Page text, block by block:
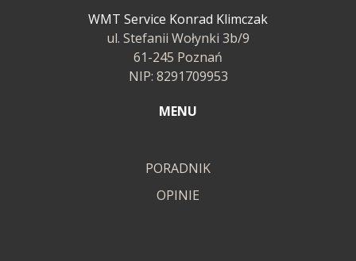
MENU
PORADNIK
OPINIE
WMT Service Konrad Klimczak
ul. Stefanii Wołynki 3b/9
61-245 Poznań
NIP: 8291709953